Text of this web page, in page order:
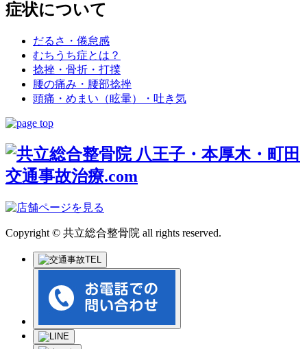
症状について
だるさ・倦怠感
むちうち症とは？
捻挫・骨折・打撲
腰の痛み・腰部捻挫
頭痛・めまい（眩暈）・吐き気
Copyright © 共立総合整骨院 all rights reserved.